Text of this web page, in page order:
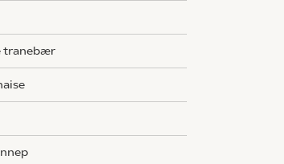
tranebær